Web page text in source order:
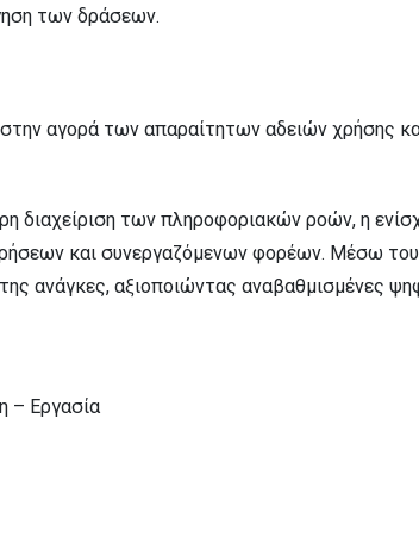
των δράσεων.
αγορά των απαραίτητων αδειών χρήσης
διαχείριση των πληροφοριακών ροών, η
και συνεργαζόμενων φορέων. Μέσω
ανάγκες, αξιοποιώντας αναβαθμισμένες
– Εργασία